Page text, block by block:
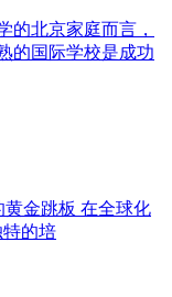
的北京家庭而言，
的国际学校是成功
黄金跳板 在全球化
特的培